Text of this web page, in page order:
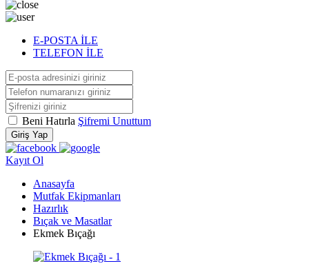
E-POSTA İLE
TELEFON İLE
Beni Hatırla Şifremi Unuttum
Giriş Yap
Kayıt Ol
Anasayfa
Mutfak Ekipmanları
Hazırlık
Bıçak ve Masatlar
Ekmek Bıçağı